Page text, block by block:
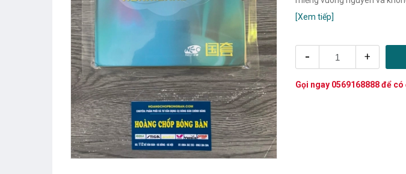
[Xem tiếp]
- +
Gọi ngay 0569168888để có